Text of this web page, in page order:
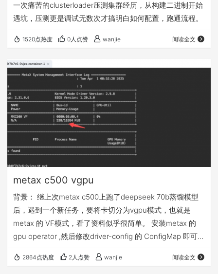
一次痛苦的clusterloader压测集群经历，从构建二进制开始
遇坑，压测更是调试无数次才搞明白如何配置，跑通流程。
1520点热度 0人点赞 wanjie 阅读全文
metax c500 vgpu
背景： 继上次metax c500上跑了deepseek 70b蒸馏模型
后，遇到一个新任务，要将卡切分为vgpu模式，也就是
metax 的 VF模式，看了资料似乎很简单。 安装metax 的
gpu operator ,然后修改driver-config 的 ConfigMap 即可，
2864点热度 2人点赞 wanjie 阅读全文